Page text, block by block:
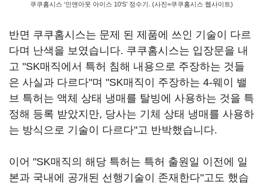
쿠쿠홈시스 ‘인앤아웃 아이스 10‘S’ 정수기. (사진=쿠쿠홈시스 웹사이트)
반면 쿠쿠홈시스는 문제 된 제품에 쓰인 기술이 다르
다며 난색을 보였습니다. 쿠쿠홈시스는 입장문을 내
고 "SK매직에서 특허 침해 내용으로 주장하는 것들
은 사실과 다르다"며 "SK매직이 주장하는 4-웨이 밸
브 특허는 액체 상태 냉매를 탈빙에 사용하는 것을 특
정해 등록 받았지만, 당사는 기체 상태 냉매를 사용하
는 방식으로 기술이 다르다"고 반박했습니다.
이어 "SK매직의 해당 특허는 특허 출원일 이전에 일
본과 국내에 공개된 선행기술이 존재한다"고도 했습